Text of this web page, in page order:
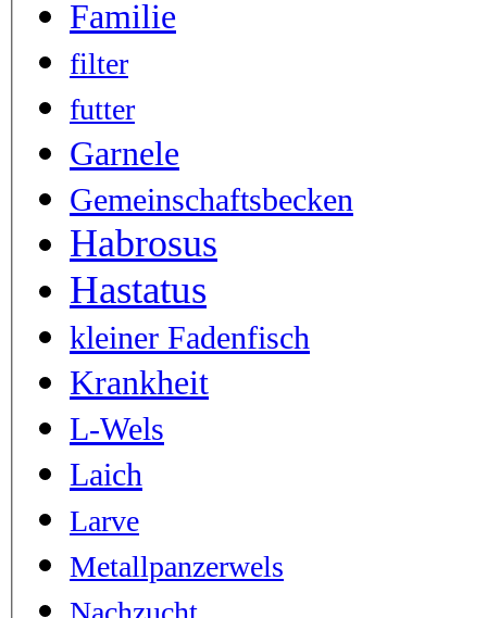
Familie
filter
futter
Garnele
Gemeinschaftsbecken
Habrosus
Hastatus
kleiner Fadenfisch
Krankheit
L-Wels
Laich
Larve
Metallpanzerwels